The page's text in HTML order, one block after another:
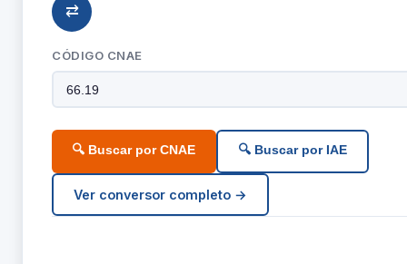
⇄
CÓDIGO CNAE
🔍 Buscar por CNAE 🔍 Buscar por IAE
Ver conversor completo →